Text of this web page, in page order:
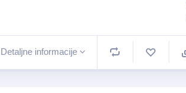
Detaljne informacije